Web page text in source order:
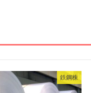
鉄鋼株